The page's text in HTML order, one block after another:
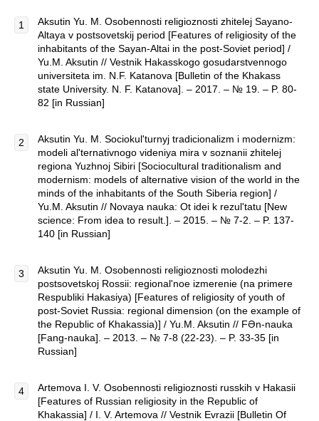
Aksutin Yu. M. Osobennosti religioznosti zhitelej Sayano-
Altaya v postsovetskij period [Features of religiosity of the
inhabitants of the Sayan-Altai in the post-Soviet period] /
Yu.M. Aksutin // Vestnik Hakasskogo gosudarstvennogo
universiteta im. N.F. Katanova [Bulletin of the Khakass
state University. N. F. Katanova]. – 2017. – № 19. – P. 80-
82 [in Russian]
Aksutin Yu. M. Sociokul'turnyj tradicionalizm i modernizm:
modeli al'ternativnogo videniya mira v soznanii zhitelej
regiona Yuzhnoj Sibiri [Sociocultural traditionalism and
modernism: models of alternative vision of the world in the
minds of the inhabitants of the South Siberia region] /
Yu.M. Aksutin // Novaya nauka: Ot idei k rezul'tatu [New
science: From idea to result.]. – 2015. – № 7-2. – P. 137-
140 [in Russian]
Aksutin Yu. M. Osobennosti religioznosti molodezhi
postsovetskoj Rossii: regional'noe izmerenie (na primere
Respubliki Hakasiya) [Features of religiosity of youth of
post-Soviet Russia: regional dimension (on the example of
the Republic of Khakassia)] / Yu.M. Aksutin // FӘn-nauka
[Fang-nauka]. – 2013. – № 7-8 (22-23). – P. 33-35 [in
Russian]
Artemova I. V. Osobennosti religioznosti russkih v Hakasii
[Features of Russian religiosity in the Republic of
Khakassia] / I. V. Artemova // Vestnik Еvrazii [Bulletin Of